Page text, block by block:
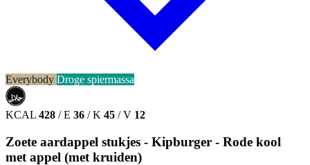
Everybody Droge spiermassa
حلال
HALAL
KCAL 428 / E 36 / K 45 / V 12
Zoete aardappel stukjes - Kipburger - Rode kool
met appel (met kruiden)